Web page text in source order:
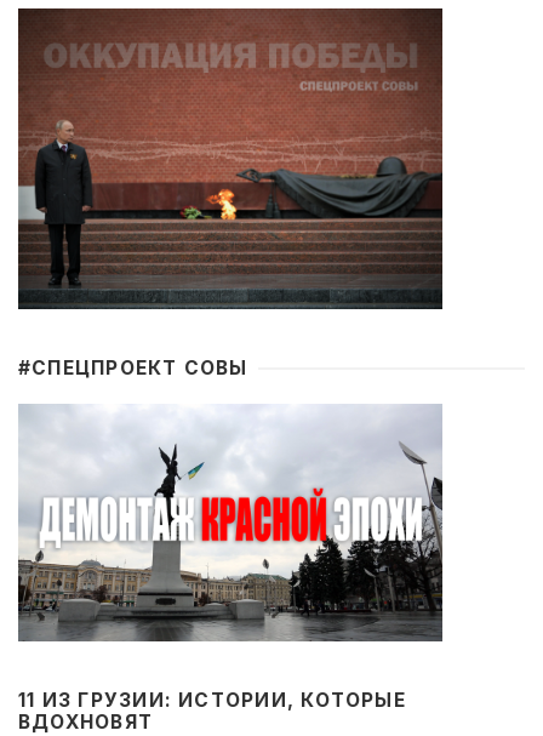
#CПЕЦПРОЕКТ СОВЫ
11 ИЗ ГРУЗИИ: ИСТОРИИ, КОТОРЫЕ
ВДОХНОВЯТ